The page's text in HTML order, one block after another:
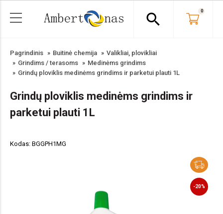
search 0
Pagrindinis Buitinė chemija
Valikliai, plovikliai
Grindims / terasoms
Medinėms grindims
Grindų ploviklis medinėms grindims ir parketui plauti 1L
Grindų ploviklis medinėms grindims ir
parketui plauti 1L
Kodas: BGGPH1MG
-20%